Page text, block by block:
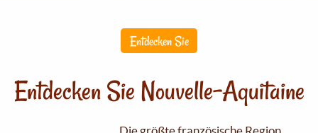
Entdecken Sie
Entdecken Sie Nouvelle-Aquitaine